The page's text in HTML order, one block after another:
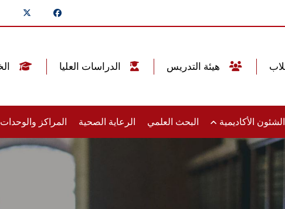
الشئون الأكاديمية البحث العلمي الرعاية الصحية المراكز والوحدات